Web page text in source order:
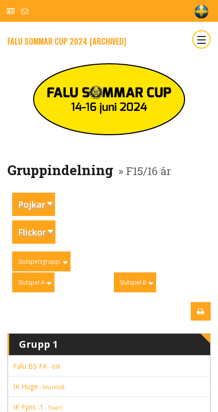
FALU SOMMAR CUP 2024 [ARCHIVED]
Gruppindelning » F15/16 år
Pojkar
Flickor
Slutspelsgrupp:
Slutspel A Slutspel B
Grupp 1
Falu BS FK - Blå
IK Huge - Mörkblå
IK Fyris :1 - Svart